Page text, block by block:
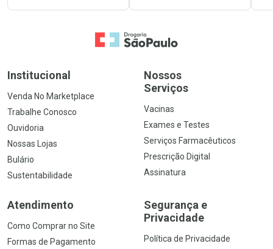
Ir para a Home
Institucional
Venda No Marketplace
Trabalhe Conosco
Ouvidoria
Nossas Lojas
Bulário
Sustentabilidade
Nossos
Serviços
Vacinas
Exames e Testes
Serviços Farmacêuticos
Prescrição Digital
Assinatura
Atendimento
Como Comprar no Site
Formas de Pagamento
Segurança e
Privacidade
Política de Privacidade